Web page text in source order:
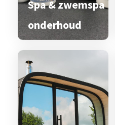
Spa & zwemspa
onderhoud